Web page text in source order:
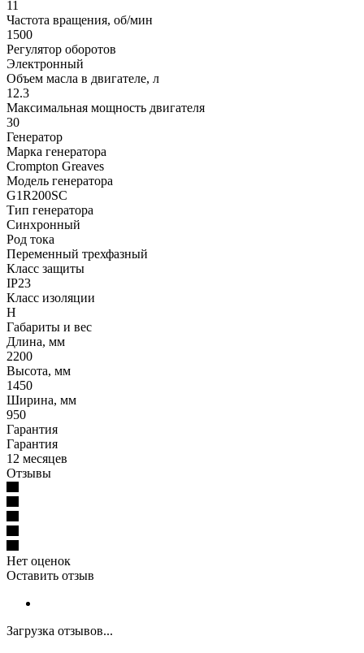
11
Частота вращения, об/мин
1500
Регулятор оборотов
Электронный
Объем масла в двигателе, л
12.3
Максимальная мощность двигателя
30
Генератор
Марка генератора
Crompton Greaves
Модель генератора
G1R200SC
Тип генератора
Синхронный
Род тока
Переменный трехфазный
Класс защиты
IP23
Класс изоляции
Н
Габариты и вес
Длина, мм
2200
Высота, мм
1450
Ширина, мм
950
Гарантия
Гарантия
12 месяцев
Отзывы
Нет оценок
Оставить отзыв
Загрузка отзывов...